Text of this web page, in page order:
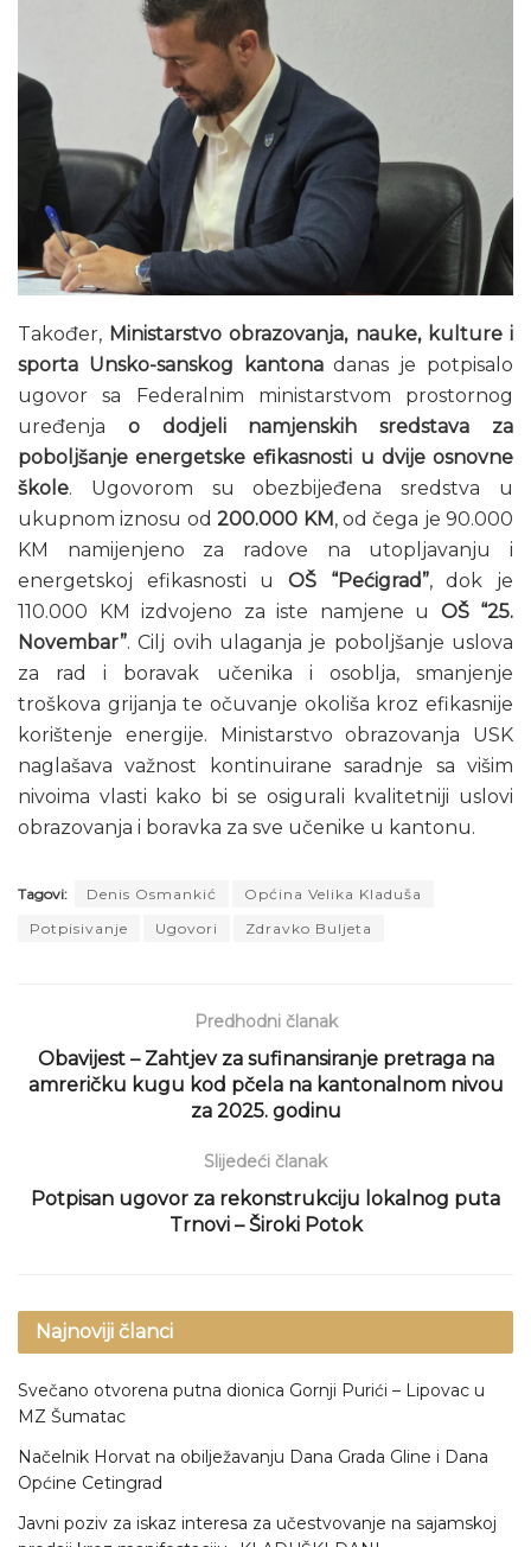
Također, Ministarstvo obrazovanja, nauke, kulture i
sporta Unsko-sanskog kantonadanas je potpisalo
ugovor sa Federalnim ministarstvom prostornog
uređenja o dodjeli namjenskih sredstava za
poboljšanje energetske efikasnosti u dvije osnovne
škole. Ugovorom su obezbijeđena sredstva u
ukupnom iznosu od200.000 KM, od čega je 90.000
KM namijenjeno za radove na utopljavanju i
energetskoj efikasnosti u OŠ “Pećigrad”, dok je
110.000 KM izdvojeno za iste namjene u OŠ “25.
Novembar”. Cilj ovih ulaganja je poboljšanje uslova
za rad i boravak učenika i osoblja, smanjenje
troškova grijanja te očuvanje okoliša kroz efikasnije
korištenje energije. Ministarstvo obrazovanja USK
naglašava važnost kontinuirane saradnje sa višim
nivoima vlasti kako bi se osigurali kvalitetniji uslovi
obrazovanja i boravka za sve učenike u kantonu.
Tagovi: Denis Osmankić
Općina Velika Kladuša
Potpisivanje
Ugovori Zdravko Buljeta
Predhodni članak
Obavijest – Zahtjev za sufinansiranje pretraga na
amreričku kugu kod pčela na kantonalnom nivou
za 2025. godinu
Slijedeći članak
Potpisan ugovor za rekonstrukciju lokalnog puta
Trnovi – Široki Potok
Najnoviji članci
Svečano otvorena putna dionica Gornji Purići – Lipovac u
MZ Šumatac
Načelnik Horvat na obilježavanju Dana Grada Gline i Dana
Općine Cetingrad
Javni poziv za iskaz interesa za učestvovanje na sajamskoj